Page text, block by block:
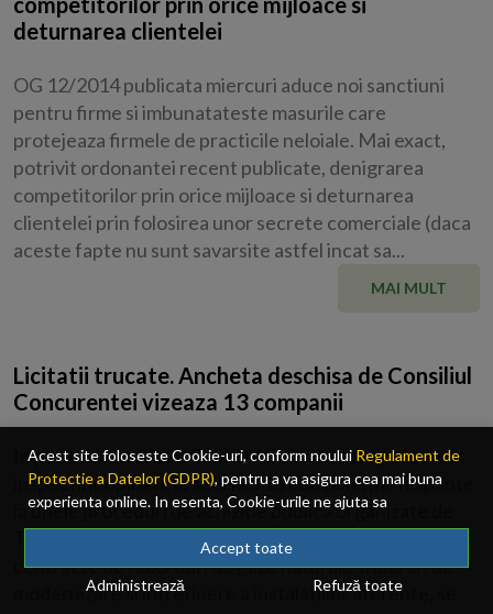
Acest site foloseste Cookie-uri, conform noului Regulament de
Protectie a Datelor (GDPR), pentru a va asigura cea mai buna
experienta online. In esenta, Cookie-urile ne ajuta sa
imbunatatim continutul de pe site, oferindu-va dvs., cititorul, o
experienta online personalizata si mult mai rapida. Ele sunt
folosite doar de site-ul nostru si partenerii nostri de incredere.
AICIpentru detalii despre politica de Cookie-uri.
Accept toate
Administrează
Refuză toate
deturnarea clientelei
OG 12/2014 publicata miercuri aduce noi sanctiuni
pentru firme si imbunatateste masurile care
protejeaza firmele de practicile neloiale. Mai exact,
potrivit ordonantei recent publicate, denigrarea
competitorilor prin orice mijloace si deturnarea
clientelei prin folosirea unor secrete comerciale (daca
aceste fapte nu sunt savarsite astfel incat sa...
MAI MULT
Licitatii trucate. Ancheta deschisa de Consiliul
Concurentei vizeaza 13 companii
In perioada aceasta, Consiliul Concurentei a efectuat
inspectii inopinate la sediile a 13 companii participante
la unele proceduri de achizitie publica organizate de
Transgaz in anul 2011, pentru atribuirea unor
contracte de racorduri de gaze naturale si lucrari de
modernizare si intretinere a instalatiilor aferente, se